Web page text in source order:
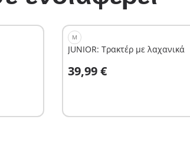
M
JUNIOR: Τρακτέρ με λαχανικά
39,99 €
Στο καλάθι